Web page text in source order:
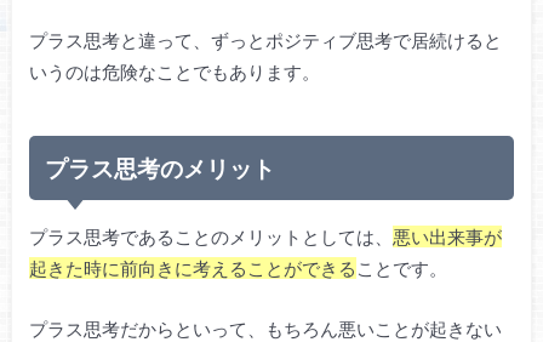
プラス思考と違って、ずっとポジティブ思考で居続けると
いうのは危険なことでもあります。
プラス思考のメリット
プラス思考であることのメリットとしては、 悪い出来事が
起きた時に前向きに考えることができる ことです。
プラス思考だからといって、もちろん悪いことが起きない